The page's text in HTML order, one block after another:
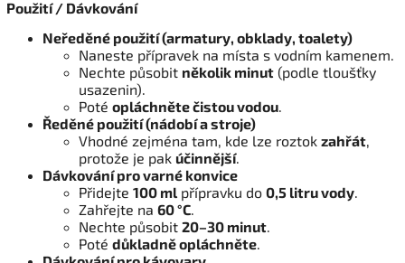
Použití / Dávkování
Neředěné použití (armatury, obklady, toalety)
Naneste přípravek na místa s vodním kamenem.
Nechte působit několik minut (podle tloušťky
usazenin).
Poté opláchněte čistou vodou.
Ředěné použití (nádobí a stroje)
Vhodné zejména tam, kde lze roztok zahřát,
protože je pak účinnější.
Dávkování pro varné konvice
Přidejte 100 ml přípravku do 0,5 litru vody.
Zahřejte na 60 °C.
Nechte působit 20–30 minut.
Poté důkladně opláchněte.